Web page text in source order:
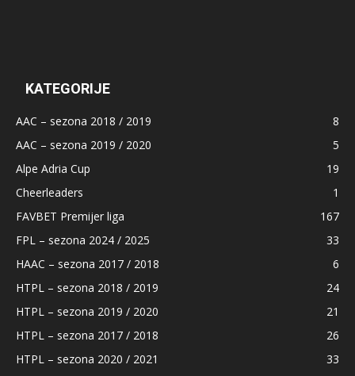
KATEGORIJE
AAC – sezona 2018 / 2019
8
AAC – sezona 2019 / 2020
5
Alpe Adria Cup
19
Cheerleaders
1
FAVBET Premijer liga
167
FPL – sezona 2024 / 2025
33
HAAC – sezona 2017 / 2018
6
HTPL – sezona 2018 / 2019
24
HTPL – sezona 2019 / 2020
21
HTPL – sezona 2017 / 2018
26
HTPL – sezona 2020 / 2021
33